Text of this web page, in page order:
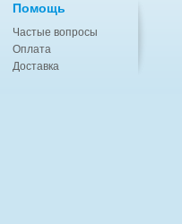
Помощь
Частые вопросы
Оплата
Доставка